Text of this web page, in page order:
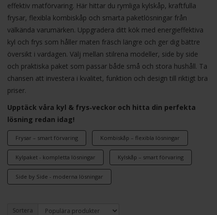
effektiv matförvaring. Här hittar du rymliga kylskåp, kraftfulla
frysar, flexibla kombiskåp och smarta paketlösningar från
välkända varumärken. Uppgradera ditt kök med energieffektiva
kyl och frys som håller maten fräsch längre och ger dig bättre
översikt i vardagen. Välj mellan stilrena modeller, side by side
och praktiska paket som passar både små och stora hushåll. Ta
chansen att investera i kvalitet, funktion och design till riktigt bra
priser.
Upptäck våra kyl & frys‑veckor och hitta din perfekta
lösning redan idag!
Frysar – smart förvaring Kombiskåp – flexibla lösningar
Kylpaket - kompletta lösningar Kylskåp – smart förvaring
Side by Side - moderna lösningar
Sortera